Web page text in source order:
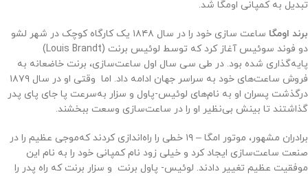
تبدیل به کمپانی اومگا شد.
برند اومگا
ساعت‌ سازی خود را در سال ۱۸۴۸ یک کارگاه کوچک در شهر لشو
دو فوند سوئیس آغاز کرد که توسط لوئیس برنت (Louis Brandt)
پایه‌گذاری شده بود. در طی سی سال اول ساعت‌سازی، برنت خاضعانه به
فروش ساعت‌های خود به سراسر جهان ادامه داد. اما وقتی او در سال ۱۸۷۹
درگذشت پسران او به نام‌های لوئیس-پاول و سزار به‌سرعت پا جای پای پدر
گذاشتند تا بینش بی‌نظیر او را در ساعت‌سازی وسعت ببخشند.
برادران مشهور، موتور امگا – ۱۹ خطی را راه‌اندازی کردند که‌موجی عظیم را در
صنعت ساعت‌سازی ایجاد کرد و خیلی زود نام کمپانی خود را به نام این
موفقیت عظیم تغییر دادند. لوئیس- پاول برنت و سزار برنت که راه پدر را